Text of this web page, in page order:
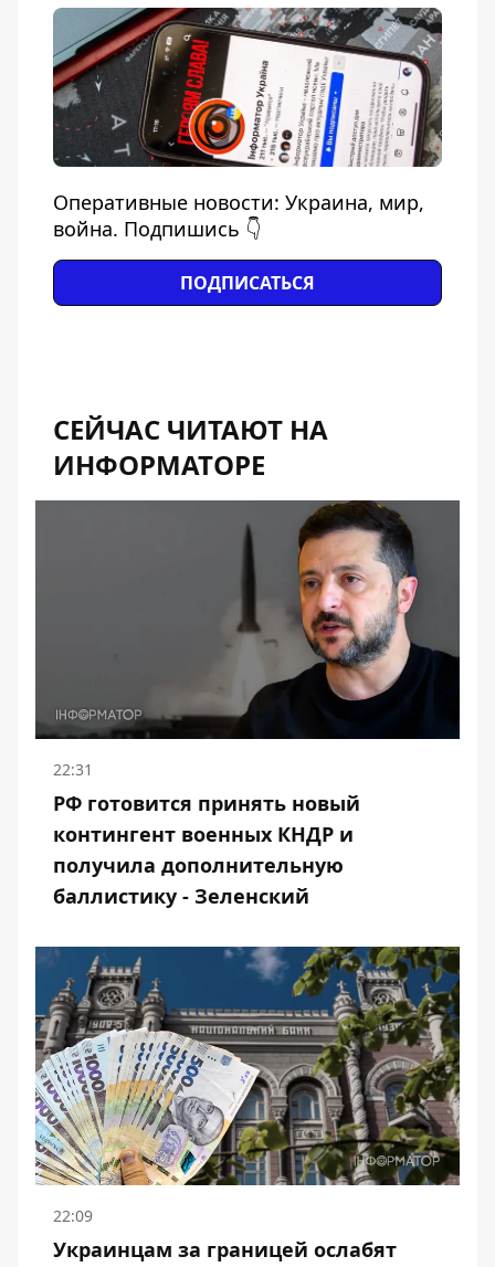
Оперативные новости: Украина, мир,
война. Подпишись 👇
ПОДПИСАТЬСЯ
СЕЙЧАС ЧИТАЮТ НА
ИНФОРМАТОРЕ
22:31
РФ готовится принять новый
контингент военных КНДР и
получила дополнительную
баллистику - Зеленский
22:09
Украинцам за границей ослабят